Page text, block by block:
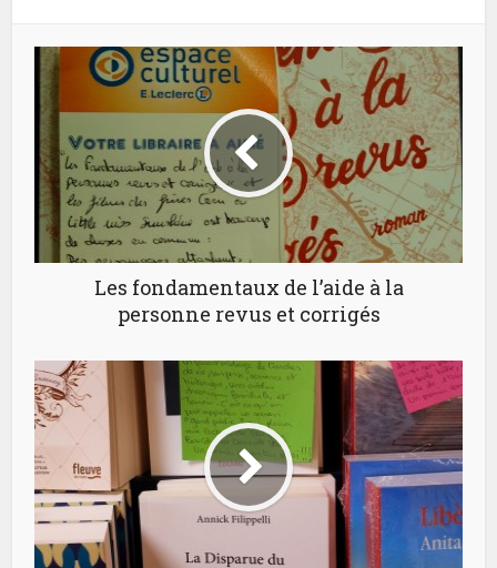
Les fondamentaux de l’aide à la
personne revus et corrigés